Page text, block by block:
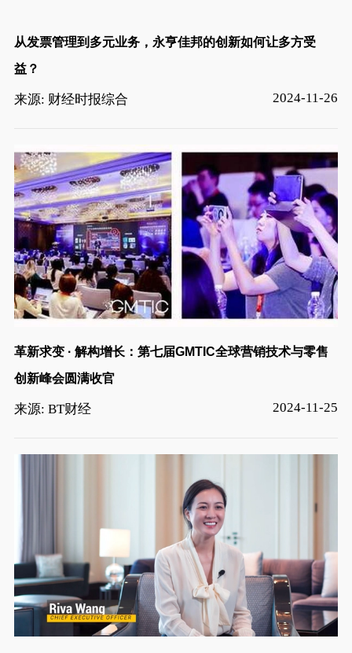
从发票管理到多元业务，永亨佳邦的创新如何让多方受
益？
来源: 财经时报综合 2024-11-26
革新求变 · 解构增长：第七届GMTIC全球营销技术与零售
创新峰会圆满收官
来源: BT财经 2024-11-25